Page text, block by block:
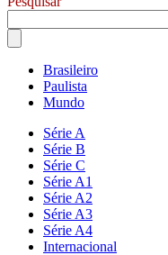
Brasileiro
Paulista
Mundo
Série A
Série B
Série C
Série A1
Série A2
Série A3
Série A4
Internacional